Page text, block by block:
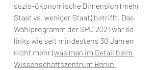
sozio-ökonomische Dimension (mehr
Staat vs. weniger Staat) betrifft. Das
Wahlprogramm der SPD 2021 war so
links wie seit mindestens 30 Jahren
nicht mehr (was man im Detail beim
Wissenschaftszentrum Berlin